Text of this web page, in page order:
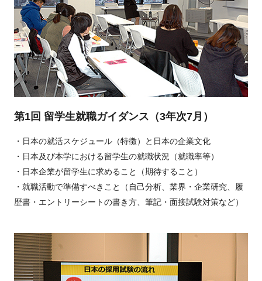
第1回 留学生就職ガイダンス（3年次7月）
・日本の就活スケジュール（特徴）と日本の企業文化
・日本及び本学における留学生の就職状況（就職率等）
・日本企業が留学生に求めること（期待すること）
・就職活動で準備すべきこと（自己分析、業界・企業研究、履
歴書・エントリーシートの書き方、筆記・面接試験対策など）